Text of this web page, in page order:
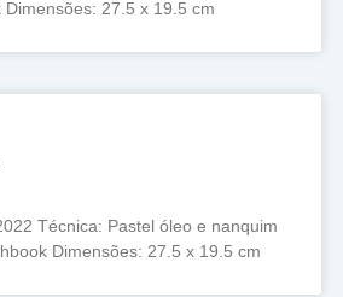
27.5 x 19.5 cm
Técnica: Pastel óleo e nanquim
Dimensões: 27.5 x 19.5 cm